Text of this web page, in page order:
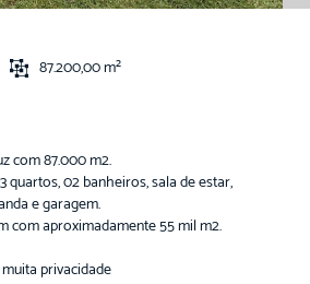
87.200,00 m²
com 87.000 m2.
quartos, 02 banheiros, sala de estar,
e garagem.
com aproximadamente 55 mil m2.
privacidade